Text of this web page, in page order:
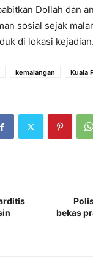
Dollah dan
sosial sejak
di lokasi
kemalangan Kuala
bekas